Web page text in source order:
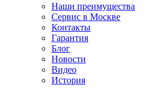
Наши преимущества
Сервис в Москве
Контакты
Гарантия
Блог
Новости
Видео
История